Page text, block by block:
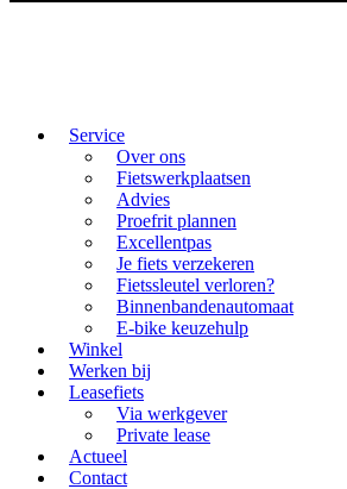
Service
Over ons
Fietswerkplaatsen
Advies
Proefrit plannen
Excellentpas
Je fiets verzekeren
Fietssleutel verloren?
Binnenbandenautomaat
E-bike keuzehulp
Winkel
Werken bij
Leasefiets
Via werkgever
Private lease
Actueel
Contact